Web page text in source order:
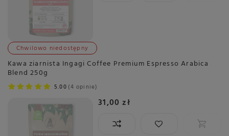
Chwilowo niedostępny
Kawa ziarnista Ingagi Coffee Premium Espresso Arabica
Blend 250g
5.00 4 opinie
31,00 zł